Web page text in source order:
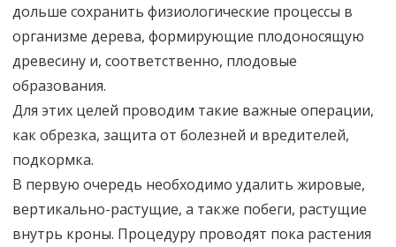
дольше сохранить физиологические процессы в
организме дерева, формирующие плодоносящую
древесину и, соответственно, плодовые
образования.
Для этих целей проводим такие важные операции,
как обрезка, защита от болезней и вредителей,
подкормка.
В первую очередь необходимо удалить жировые,
вертикально-растущие, а также побеги, растущие
внутрь кроны. Процедуру проводят пока растения